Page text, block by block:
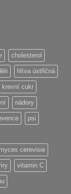
cholesterol
hlíva ústřičná
krevní cukr
nádory
psi
cerevisie
vitamin C